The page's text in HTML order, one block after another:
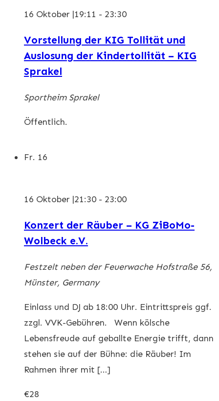
16 Oktober |19:11 - 23:30
Vorstellung der KIG Tollität und
Auslosung der Kindertollität – KIG
Sprakel
Sportheim Sprakel
Öffentlich.
Fr. 16
16 Oktober |21:30 - 23:00
Konzert der Räuber – KG ZiBoMo-
Wolbeck e.V.
Festzelt neben der Feuerwache Hofstraße 56,
Münster, Germany
Einlass und DJ ab 18:00 Uhr. Eintrittspreis ggf.
zzgl. VVK-Gebühren. Wenn kölsche
Lebensfreude auf geballte Energie trifft, dann
stehen sie auf der Bühne: die Räuber! Im
Rahmen ihrer mit […]
€28